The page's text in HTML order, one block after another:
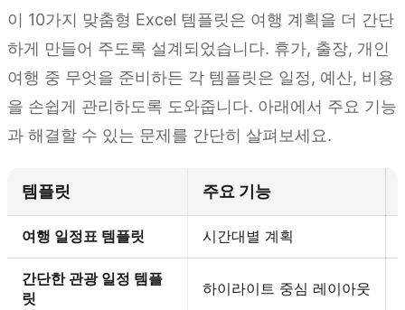
이 10가지 맞춤형 Excel 템플릿은 여행 계획을 더 간단
하게 만들어 주도록 설계되었습니다. 휴가, 출장, 개인
여행 중 무엇을 준비하든 각 템플릿은 일정, 예산, 비용
을 손쉽게 관리하도록 도와줍니다. 아래에서 주요 기능
과 해결할 수 있는 문제를 간단히 살펴보세요.
템플릿 주요 기능
여행 일정표 템플릿 시간대별 계획
간단한 관광 일정 템플
릿
하이라이트 중심 레이아웃